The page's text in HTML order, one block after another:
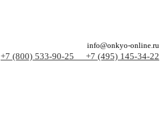
info@onkyo-online.ru
+7 (800) 533-90-25 +7 (495) 145-34-22